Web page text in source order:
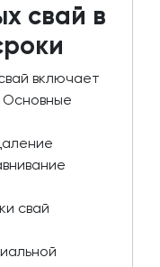
свай в
включает
Основные
свай